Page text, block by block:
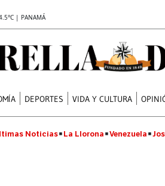
| PANAMÁ
DEPORTES VIDA Y CULTURA
Noticias La Llorona Venezuela